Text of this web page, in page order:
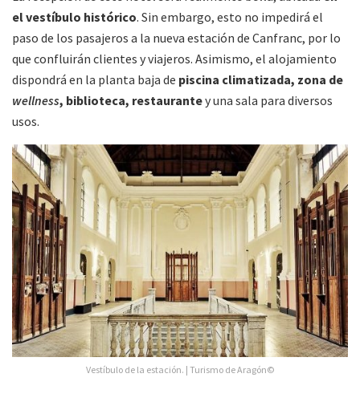
el vestíbulo histórico. Sin embargo, esto no impedirá el
paso de los pasajeros a la nueva estación de Canfranc, por lo
que confluirán clientes y viajeros. Asimismo, el alojamiento
dispondrá en la planta baja de piscina climatizada, zona de
wellness, biblioteca, restaurantey una sala para diversos
usos.
Vestíbulo de la estación. | Turismo de Aragón©